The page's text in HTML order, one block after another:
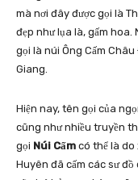
mà nơi đây được gọi là
đẹp như lụa là, gấm
gọi là núi Ông Cấm
Giang.
Hiện nay, tên gọi của
cũng như nhiều truyền
gọi Núi Cấm có thể là do
Huyên đã cấm các sư đồ